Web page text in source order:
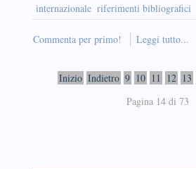
internazionale riferimenti bibliografici
Commenta per primo! Leggi tutto...
Inizio Indietro 9 10 11 12 13
Pagina 14 di 73